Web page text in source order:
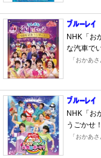
NHK「お
な汽車で
「おかあ
NHK「お
うごかせ
「おかあ